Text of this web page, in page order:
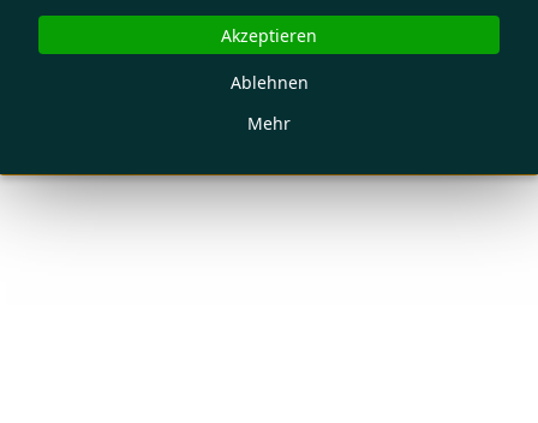
Mehr
Ablehnen
Akzeptieren